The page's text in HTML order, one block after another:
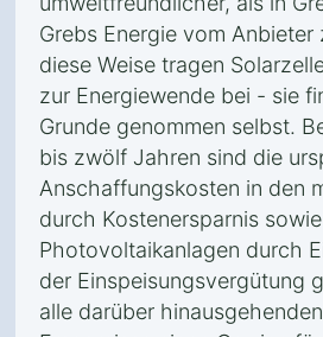
Grebs Energie vom
diese Weise tragen
zur Energiewende bei - sie
Grunde genommen selbst.
bis zwölf Jahren sind die
Anschaffungskosten in den
durch Kostenersparnis
Photovoltaikanlagen durch
der Einspeisungsvergütung
alle darüber